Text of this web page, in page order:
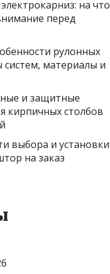
на что
перед
рулонных
материалы и
и защитные
кирпичных столбов
выбора и установки
на заказ